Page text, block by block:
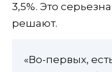
3,5%. Это
решают.
«Во-первых,